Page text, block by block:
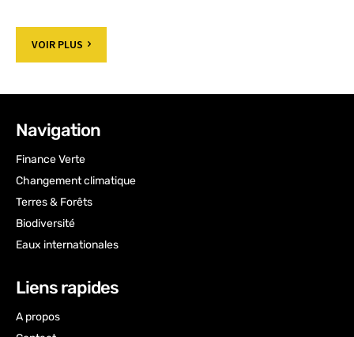
VOIR PLUS
Navigation
Finance Verte
Changement climatique
Terres & Forêts
Biodiversité
Eaux internationales
Liens rapides
A propos